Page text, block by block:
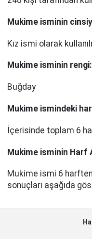
Mukime isminin
Kız ismi olarak
Mukime isminin rengi:
Buğday
Mukime ismindeki
İçerisinde toplam 6
Mukime isminin Harf
Mukime ismi 6
sonuçları aşağıda